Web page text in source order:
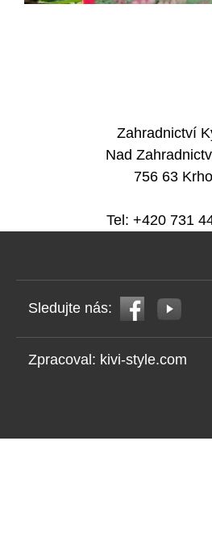
Zahradnictví
Nad
756 63
Tel: +420 731
Sledujte nás:
Zpracoval: kivi-style.com